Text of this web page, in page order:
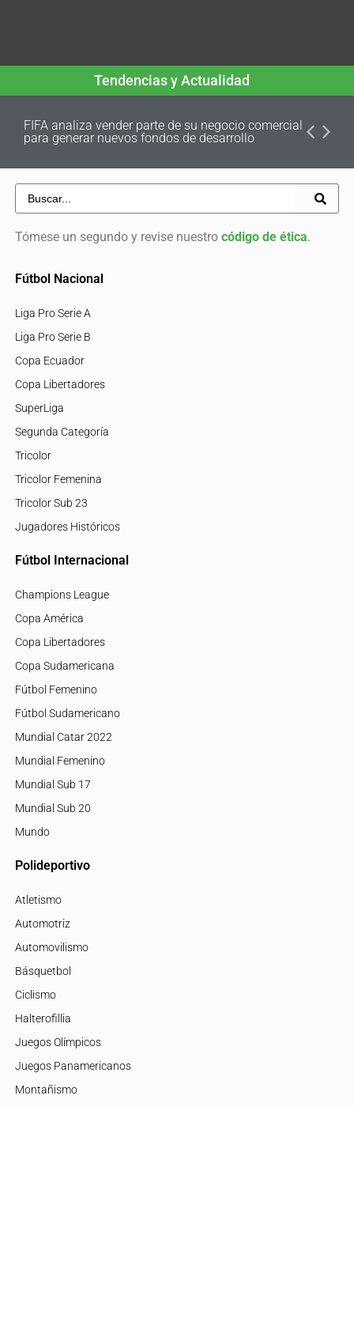
Tendencias y Actualidad
FIFA analiza vender parte de su negocio comercial
para generar nuevos fondos de desarrollo
Tómese un segundo y revise nuestro código de ética.
Fútbol Nacional
Liga Pro Serie A
Liga Pro Serie B
Copa Ecuador
Copa Libertadores
SuperLiga
Segunda Categoría
Tricolor
Tricolor Femenina
Tricolor Sub 23
Jugadores Históricos
Fútbol Internacional
Champions League
Copa América
Copa Libertadores
Copa Sudamericana
Fútbol Femenino
Fútbol Sudamericano
Mundial Catar 2022
Mundial Femenino
Mundial Sub 17
Mundial Sub 20
Mundo
Polideportivo
Atletismo
Automotriz
Automovilismo
Básquetbol
Ciclismo
Halterofillia
Juegos Olímpicos
Juegos Panamericanos
Montañismo